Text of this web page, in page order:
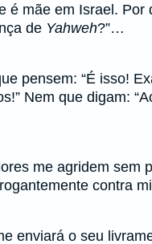
é mãe em Israel. Por
de Yahweh?”…
pensem: “É isso!
Nem que digam:
me agridem sem
contra
enviará o seu